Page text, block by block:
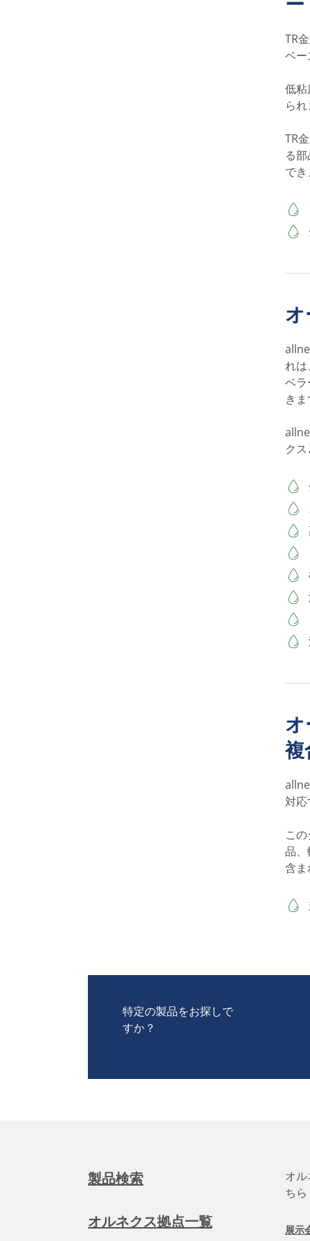
TR
ベ
低
ら
TR
る
で
れ
ベ
き
ク
複
対
こ
品
含
特定の製品をお探しで
すか？
製品検索
オルネクス拠点一覧
オ
ちら
展示